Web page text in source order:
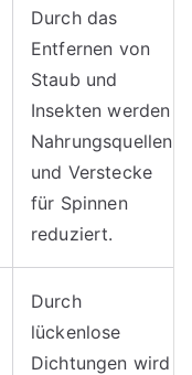
Durch das
Entfernen von
Staub und
Insekten werden
Nahrungsquellen
und Verstecke
für Spinnen
reduziert.
Durch
lückenlose
Dichtungen wird